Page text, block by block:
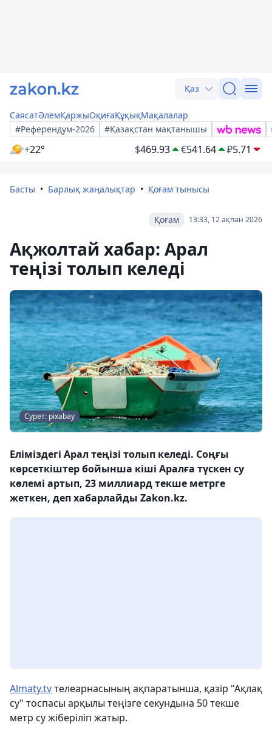
Қаз
СаясатӘлемҚаржыОқиғаҚұқықМақалалар
#Референдум-2026
#Қазақстан мақтанышы
+22° $469.93 €541.64 ₽5.71
Басты Барлық жаңалықтар Қоғам тынысы
13:33, 12 ақпан 2026
Қоғам
Ақжолтай хабар: Арал
теңізі толып келеді
Сурет: pixabay
Еліміздегі Арал теңізі толып келеді. Соңғы
көрсеткіштер бойынша кіші Аралға түскен су
көлемі артып, 23 миллиард текше метрге
жеткен, деп хабарлайды Zakon.kz.
Almaty.tvтелеарнасының ақпаратынша, қазір "Ақлақ
су" тоспасы арқылы теңізге секундына 50 текше
метр су жіберіліп жатыр.